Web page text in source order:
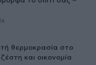
θερμοκρασία στο
και οικονομία